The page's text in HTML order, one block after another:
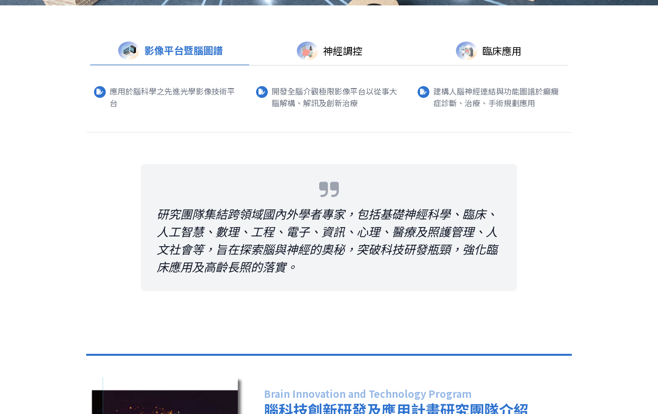
影像平台暨腦圖譜 神經調控 臨床應用
應用於腦科學之先進光學影像技術平
台
開發全腦介觀極限影像平台以從事大
腦解構、解訊及創新治療
建構人腦神經連結與功能圖譜於癲癇
症診斷、治療、手術規劃應用
研究團隊集結跨領域國內外學者專家，包括基礎神經科學、臨床、
人工智慧、數理、工程、電子、資訊、心理、醫療及照護管理、人
文社會等，旨在探索腦與神經的奧秘，突破科技研發瓶頸，強化臨
床應用及高齡長照的落實。
Brain Innovation and Technology Program
腦科技創新研發及應用計畫研究團隊介紹